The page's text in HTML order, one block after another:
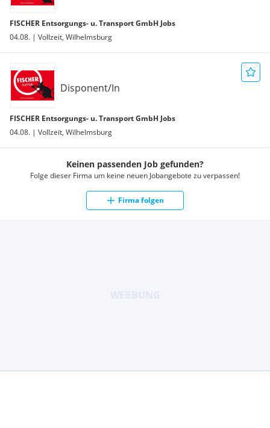
FISCHER Entsorgungs- u. Transport GmbH Jobs
04.08. | Vollzeit, Wilhelmsburg
Disponent/In
FISCHER Entsorgungs- u. Transport GmbH Jobs
04.08. | Vollzeit, Wilhelmsburg
Keinen passenden Job gefunden?
Folge dieser Firma um keine neuen Jobangebote zu verpassen!
Firma folgen